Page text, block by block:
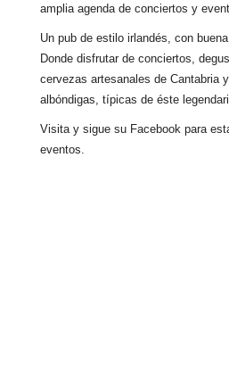
amplia agenda de conciertos y
Un pub de estilo irlandés, con
Donde disfrutar de conciertos,
cervezas artesanales de Cantabria
albóndigas, típicas de éste
Visita y sigue su Facebook para
eventos.